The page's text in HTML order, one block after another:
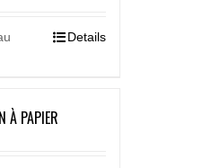
Details
À PAPIER